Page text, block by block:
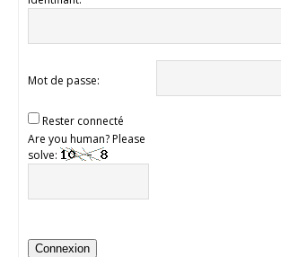
Mot de passe:
Rester connecté
Are you human? Please
solve:
Connexion